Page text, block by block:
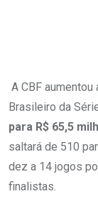
A CBF
Brasileiro da
para R$ 65,5
saltará de 510
dez a 14 jogos
finalistas.